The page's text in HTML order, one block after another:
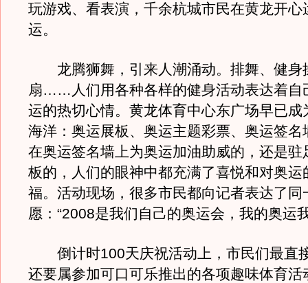
玩游戏、看表演，千余杭城市民在黄龙开心
运。
龙腾狮舞，引来人潮涌动。排舞、健身
扇……人们用各种各样的健身活动表达着自
运的热切心情。黄龙体育中心东广场早已成
海洋：奥运展板、奥运主题彩票、奥运签
在奥运签名墙上为奥运加油助威的，还是驻
板的，人们的眼神中都充满了喜悦和对奥运
福。活动现场，很多市民都向记者表达了同
愿：“2008是我们自己的奥运会，我的奥运
倒计时100天庆祝活动上，市民们最直
还要属参加可口可乐推出的各项趣味体育活